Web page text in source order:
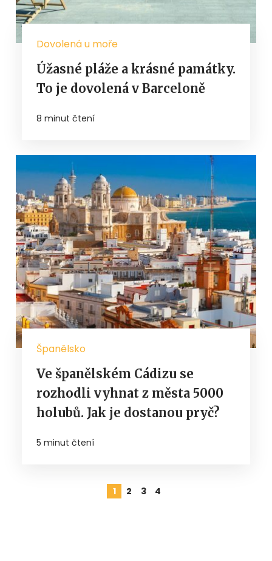
Dovolená u moře
Úžasné pláže a krásné památky.
To je dovolená v Barceloně
8 minut čtení
Španělsko
Ve španělském Cádizu se
rozhodli vyhnat z města 5000
holubů. Jak je dostanou pryč?
5 minut čtení
1 2 3 4